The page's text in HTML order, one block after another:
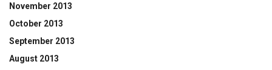
November 2013
October 2013
September 2013
August 2013